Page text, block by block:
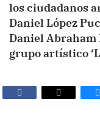
los ciudadanos
Daniel López
Daniel Abraham
grupo artístico